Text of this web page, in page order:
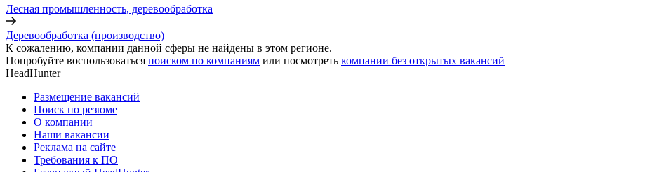
Лесная промышленность, деревообработка
Деревообработка (производство)
К сожалению, компании данной сферы не найдены в этом регионе.
Попробуйте воспользоваться поиском по компаниям или посмотреть компании без открытых вакансий
HeadHunter
Размещение вакансий
Поиск по резюме
О компании
Наши вакансии
Реклама на сайте
Требования к ПО